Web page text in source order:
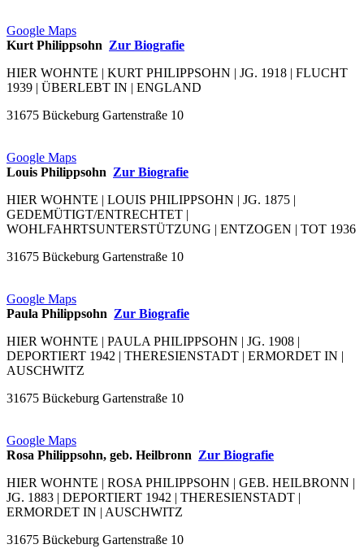
Google Maps
Kurt Philippsohn Zur Biografie
HIER WOHNTE | KURT PHILIPPSOHN | JG. 1918 | FLUCHT
1939 | ÜBERLEBT IN | ENGLAND
31675 Bückeburg Gartenstraße 10
Google Maps
Louis Philippsohn Zur Biografie
HIER WOHNTE | LOUIS PHILIPPSOHN | JG. 1875 |
GEDEMÜTIGT/ENTRECHTET |
WOHLFAHRTSUNTERSTÜTZUNG | ENTZOGEN | TOT 1936
31675 Bückeburg Gartenstraße 10
Google Maps
Paula Philippsohn Zur Biografie
HIER WOHNTE | PAULA PHILIPPSOHN | JG. 1908 |
DEPORTIERT 1942 | THERESIENSTADT | ERMORDET IN |
AUSCHWITZ
31675 Bückeburg Gartenstraße 10
Google Maps
Rosa Philippsohn, geb. Heilbronn Zur Biografie
HIER WOHNTE | ROSA PHILIPPSOHN | GEB. HEILBRONN |
JG. 1883 | DEPORTIERT 1942 | THERESIENSTADT |
ERMORDET IN | AUSCHWITZ
31675 Bückeburg Gartenstraße 10